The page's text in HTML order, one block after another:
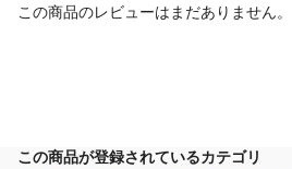
この商品のレビューはまだありません。
この商品が登録されているカテゴリ